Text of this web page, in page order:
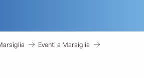
Eventi a Marsiglia